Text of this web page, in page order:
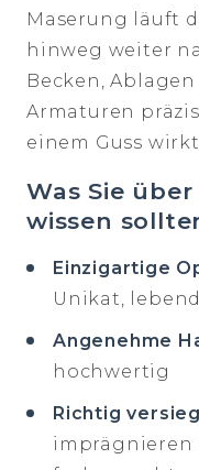
Maserung läuft
hinweg weiter
Becken,
Armaturen
einem Guss wirkt.
Was Sie
wissen
Einzigartige
Unikat,
Angenehme
hochwertig
Richtig
imprägnieren